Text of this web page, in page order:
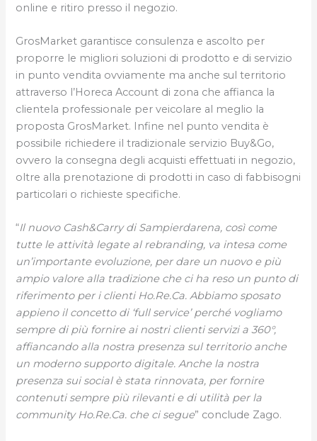
online e ritiro presso il negozio.
GrosMarket garantisce consulenza e ascolto per
proporre le migliori soluzioni di prodotto e di servizio
in punto vendita ovviamente ma anche sul territorio
attraverso l’Horeca Account di zona che affianca la
clientela professionale per veicolare al meglio la
proposta GrosMarket. Infine nel punto vendita è
possibile richiedere il tradizionale servizio Buy&Go,
ovvero la consegna degli acquisti effettuati in negozio,
oltre alla prenotazione di prodotti in caso di fabbisogni
particolari o richieste specifiche.
“Il nuovo Cash&Carry di Sampierdarena, così come
tutte le attività legate al rebranding, va intesa come
un’importante evoluzione, per dare un nuovo e più
ampio valore alla tradizione che ci ha reso un punto di
riferimento per i clienti Ho.Re.Ca. Abbiamo sposato
appieno il concetto di ‘full service’ perché vogliamo
sempre di più fornire ai nostri clienti servizi a 360°,
affiancando alla nostra presenza sul territorio anche
un moderno supporto digitale. Anche la nostra
presenza sui social è stata rinnovata, per fornire
contenuti sempre più rilevanti e di utilità per la
community Ho.Re.Ca. che ci segue” conclude Zago.